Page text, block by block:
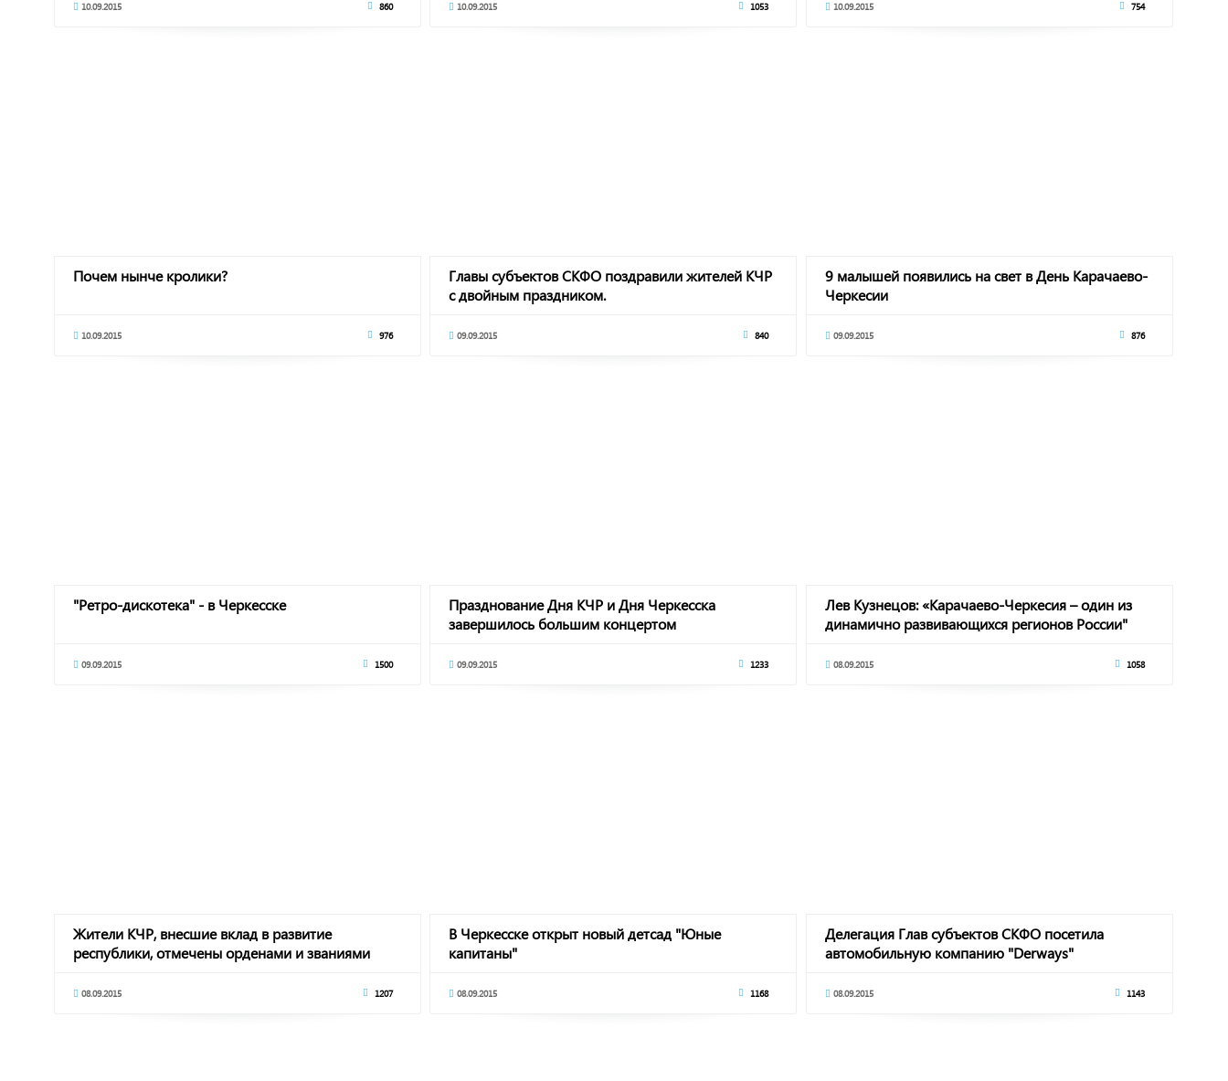
10.09.2015 860 10.09.2015 1053 10.09.2015 754
Почем нынче кролики?
10.09.2015 976
Главы субъектов СКФО поздравили жителей КЧР
с двойным праздником.
09.09.2015 840
9 малышей появились на свет в День Карачаево-
Черкесии
09.09.2015 876
"Ретро-дискотека" - в Черкесске
09.09.2015 1500
Празднование Дня КЧР и Дня Черкесска
завершилось большим концертом
09.09.2015 1233
Лев Кузнецов: «Карачаево-Черкесия – один из
динамично развивающихся регионов России"
08.09.2015 1058
Жители КЧР, внесшие вклад в развитие
республики, отмечены орденами и званиями
08.09.2015 1207
В Черкесске открыт новый детсад "Юные
капитаны"
08.09.2015 1168
Делегация Глав субъектов СКФО посетила
автомобильную компанию "Derways"
08.09.2015 1143